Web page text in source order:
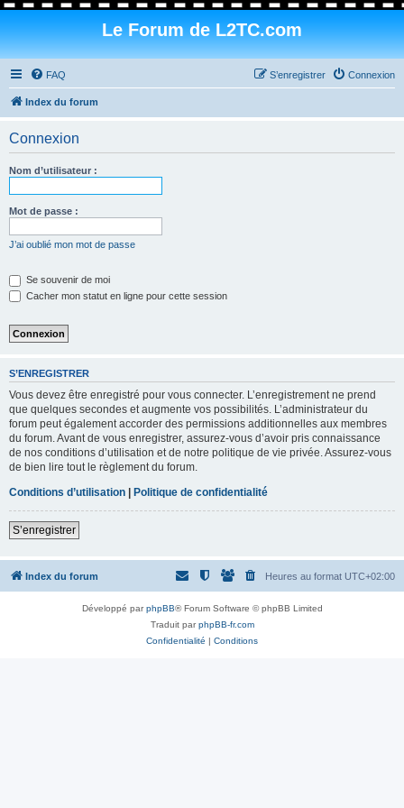
Le Forum de L2TC.com
FAQ Connexion
S’enregistrer
Index du forum
Connexion
Nom d’utilisateur :
Mot de passe :
J’ai oublié mon mot de passe
Se souvenir de moi
Cacher mon statut en ligne pour cette session
S’ENREGISTRER
Vous devez être enregistré pour vous connecter. L’enregistrement ne prend
que quelques secondes et augmente vos possibilités. L’administrateur du
forum peut également accorder des permissions additionnelles aux membres
du forum. Avant de vous enregistrer, assurez-vous d’avoir pris connaissance
de nos conditions d’utilisation et de notre politique de vie privée. Assurez-vous
de bien lire tout le règlement du forum.
Conditions d’utilisation | Politique de confidentialité
S’enregistrer
Index du forum Heures au format UTC+02:00
Développé parphpBB® Forum Software © phpBB Limited
Traduit parphpBB-fr.com
Confidentialité | Conditions